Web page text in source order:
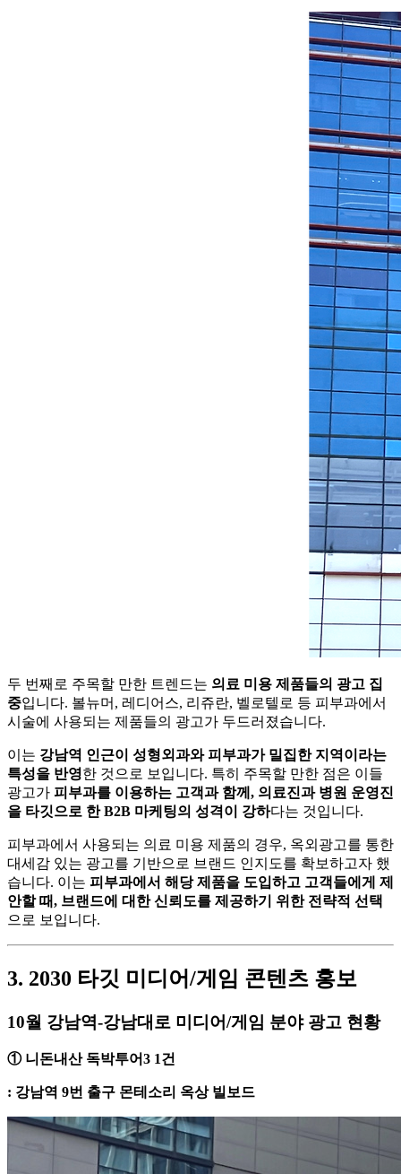
두 번째로 주목할 만한 트렌드는 의료 미용 제품들의 광고 집
중입니다. 볼뉴머, 레디어스, 리쥬란, 벨로텔로 등 피부과에서
시술에 사용되는 제품들의 광고가 두드러졌습니다.
이는 강남역 인근이 성형외과와 피부과가 밀집한 지역이라는
특성을 반영한 것으로 보입니다. 특히 주목할 만한 점은 이들
광고가 피부과를 이용하는 고객과 함께, 의료진과 병원 운영진
을 타깃으로 한 B2B 마케팅의 성격이 강하다는 것입니다.
피부과에서 사용되는 의료 미용 제품의 경우, 옥외광고를 통한
대세감 있는 광고를 기반으로 브랜드 인지도를 확보하고자 했
습니다. 이는 피부과에서 해당 제품을 도입하고 고객들에게 제
안할 때, 브랜드에 대한 신뢰도를 제공하기 위한 전략적 선택
으로 보입니다.
3. 2030 타깃 미디어/게임 콘텐츠 홍보
10월 강남역-강남대로 미디어/게임 분야 광고 현황
① 니돈내산 독박투어3 1건
: 강남역 9번 출구 몬테소리 옥상 빌보드